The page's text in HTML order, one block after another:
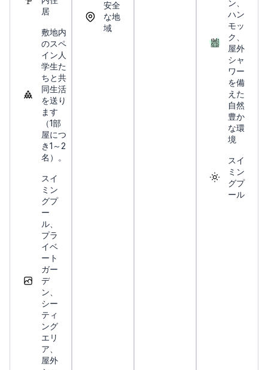
居
敷地内
のスペ
イン人
学生た
ちと共
同生活
を送り
ます
（1部
屋につ
き1～2
名）。
スイ
ミン
グプ
ー
ル、
プラ
イベ
ート
ガー
デ
ン、
シー
ティ
ング
エリ
ア、
屋外
安全
な地
域
ン、
ハン
モッ
ク、
屋外
シャ
ワー
を備
えた
自然
豊か
な環
境
スイ
ミン
グプ
ール